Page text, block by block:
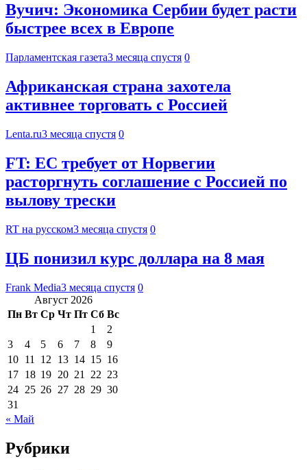
Вучич: Экономика Сербии будет расти
быстрее всех в Европе
Парламентская газета3 месяца спустя 0
Африканская страна захотела
активнее торговать с Россией
Lenta.ru3 месяца спустя 0
FT: ЕС требует от Норвегии
расторгнуть соглашение с Россией по
вылову трески
RT на русском3 месяца спустя 0
ЦБ понизил курс доллара на 8 мая
Frank Media3 месяца спустя 0
Август 2026
Пн Вт Ср Чт Пт Сб Вс
1
2
3
4 5 6 7 8
9
10 11 12 13 14 15 16
17 18 19 20 21 22 23
24 25 26 27 28 29 30
31
« Май
Рубрики